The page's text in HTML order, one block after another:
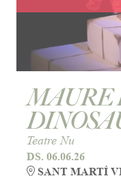
MAURE
Teatre Nu
DS. 06.06.26
SANT MARTÍ